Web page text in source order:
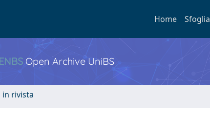
Home Sfoglia
Open Archive UniBS
in rivista